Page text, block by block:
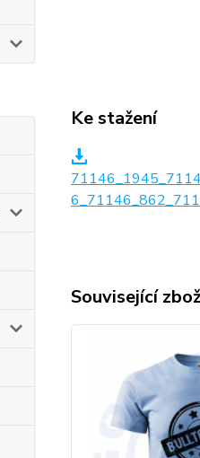
Ke stažení
Související